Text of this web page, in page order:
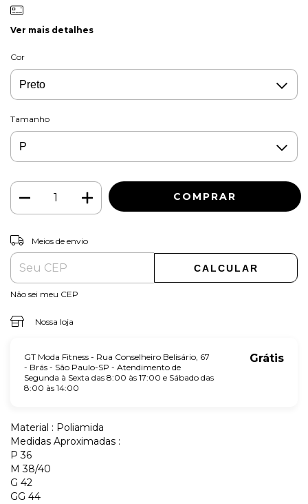
Ver mais detalhes
Cor
Tamanho
Entregas para o CEP:
Meios de envio
CALCULAR
Não sei meu CEP
Nossa loja
GT Moda Fitness - Rua Conselheiro Belisário, 67
- Brás - São Paulo-SP - Atendimento de
Segunda à Sexta das 8:00 às 17:00 e Sábado das
8:00 às 14:00
Grátis
Material : Poliamida
Medidas Aproximadas :
P 36
M 38/40
G 42
GG 44